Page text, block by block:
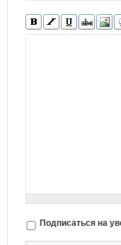
Подписаться на